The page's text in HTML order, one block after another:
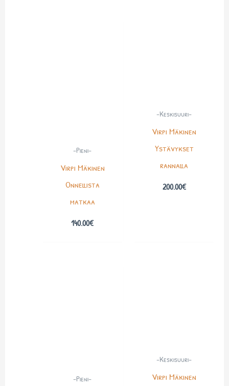
-Pieni-
Virpi Mäkinen
Onnellista
matkaa
140.00€
-Keskisuuri-
Virpi Mäkinen
Ystävykset
rannalla
200.00€
-Pieni-
-Keskisuuri-
Virpi Mäkinen